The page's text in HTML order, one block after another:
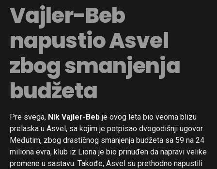
Vajler-Beb
napustio Asvel
zbog smanjenja
budžeta
Pre svega, Nik Vajler-Beb je ovog leta bio veoma blizu
prelaska u Asvel, sa kojim je potpisao dvogodišnji ugovor.
Međutim, zbog drastičnog smanjenja budžeta sa 59 na 24
miliona evra, klub iz Liona je bio prinuđen da napravi velike
promene u sastavu. Takođe, Asvel su prethodno napustili
Reddit
Pinterest
Whatsapp
Email